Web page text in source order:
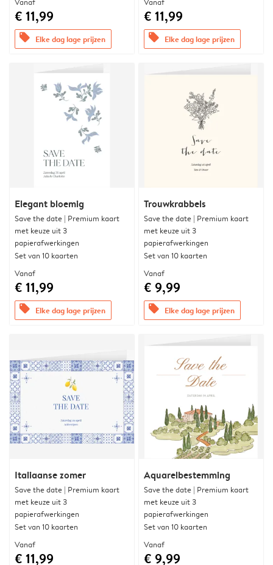
€ 11,99
offers Elke dag lage prijzen
€ 11,99
offers Elke dag lage prijzen
Elegant bloemig
Save the date | Premium kaart
met keuze uit 3
papierafwerkingen
Set van 10 kaarten
Vanaf
€ 11,99
offers Elke dag lage prijzen
Trouwkrabbels
Save the date | Premium kaart
met keuze uit 3
papierafwerkingen
Set van 10 kaarten
Vanaf
€ 9,99
offers Elke dag lage prijzen
Italiaanse zomer
Save the date | Premium kaart
met keuze uit 3
papierafwerkingen
Set van 10 kaarten
Vanaf
€ 11,99
Aquarelbestemming
Save the date | Premium kaart
met keuze uit 3
papierafwerkingen
Set van 10 kaarten
Vanaf
€ 9,99